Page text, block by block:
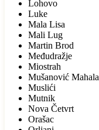
Lohovo
Luke
Mala Lisa
Mali Lug
Martin Brod
Međudražje
Miostrah
Mušanović Mahala
Muslići
Mutnik
Nova Četvrt
Orašac